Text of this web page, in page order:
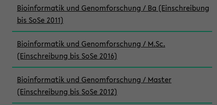
Bioinformatik und Genomforschung / Ba (Einschreibung
bis SoSe 2011)
Bioinformatik und Genomforschung / M.Sc.
(Einschreibung bis SoSe 2016)
Bioinformatik und Genomforschung / Master
(Einschreibung bis SoSe 2012)